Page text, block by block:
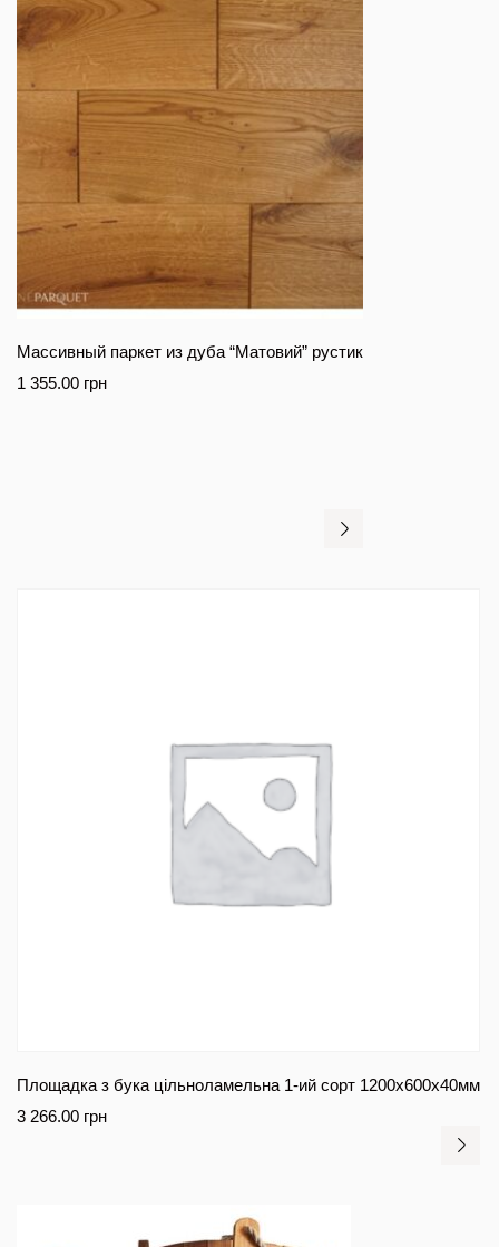
Массивный паркет из дуба “Матовий” рустик
1 355.00 грн
Площадка з бука цільноламельна 1-ий сорт 1200х600х40мм
3 266.00 грн